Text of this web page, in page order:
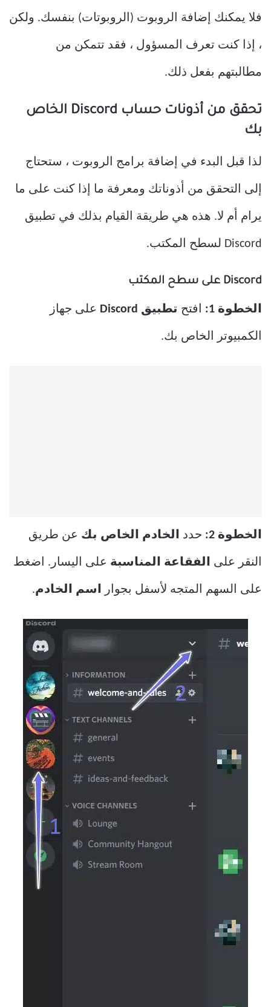
فلا يمكنك إضافة الروبوت (الروبوتات) بنفسك. ولكن
، إذا كنت تعرف المسؤول ، فقد تتمكن من
مطالبتهم بفعل ذلك.
تحقق من أذونات حساب Discord الخاص
بك
لذا قبل البدء في إضافة برامج الروبوت ، ستحتاج
إلى التحقق من أذوناتك ومعرفة ما إذا كنت على ما
يرام أم لا. هذه هي طريقة القيام بذلك في تطبيق
Discord لسطح المكتب.
Discord على سطح المكتب
الخطوة 1: افتح تطبيق Discord على جهاز
الكمبيوتر الخاص بك.
الخطوة 2: حدد الخادم الخاص بك عن طريق
النقر على الفقاعة المناسبة على اليسار. اضغط
على السهم المتجه لأسفل بجوار اسم الخادم.